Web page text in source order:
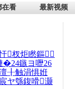
在看 最新视频
杈炬矁鏂
鏃ヨ嚦26
╂触涓惧姙
ヤ綔鍑嗗灏